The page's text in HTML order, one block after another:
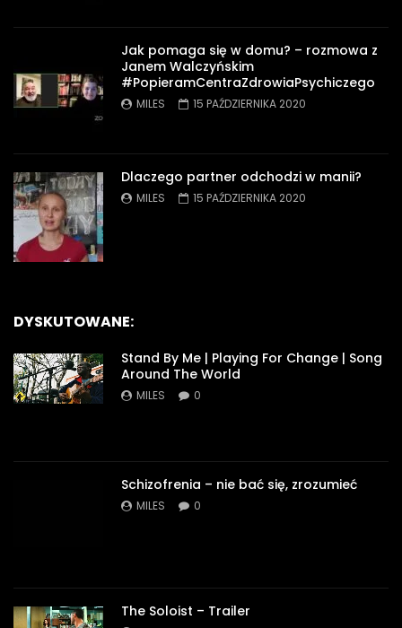
Jak pomaga się w domu? – rozmowa z
Janem Walczyńskim
#PopieramCentraZdrowiaPsychiczego
MILES 15 PAŹDZIERNIKA 2020
Dlaczego partner odchodzi w manii?
MILES 15 PAŹDZIERNIKA 2020
DYSKUTOWANE:
Stand By Me | Playing For Change | Song
Around The World
MILES 0
Schizofrenia – nie bać się, zrozumieć
MILES 0
The Soloist – Trailer